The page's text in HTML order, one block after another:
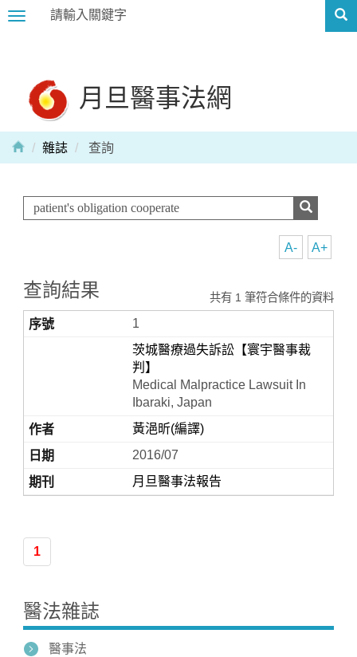
Toggle
月旦醫事法網
Home
雜誌 查詢
A+
A-
查詢結果 共有 1 筆符合條件的資料
1
茨城醫療過失訴訟【寰宇醫事裁
判】
Medical Malpractice Lawsuit In
Ibaraki, Japan
黃浥昕(編譯)
2016/07
月旦醫事法報告
1
醫法雜誌
醫事法